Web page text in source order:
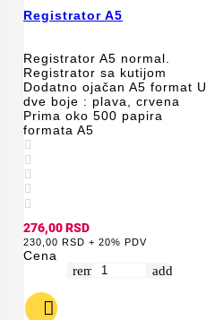
Registrator A5
Registrator A5 normal.
Registrator sa kutijom
Dodatno ojačan A5 format U
dve boje : plava, crvena
Prima oko 500 papira
formata A5





276,00 RSD
230,00 RSD + 20% PDV
Cena
remove
add
